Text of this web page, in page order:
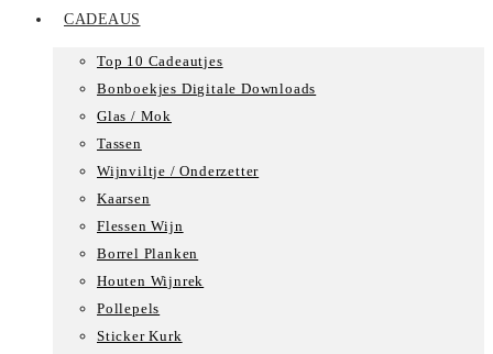
CADEAUS
Top 10 Cadeautjes
Bonboekjes Digitale Downloads
Glas / Mok
Tassen
Wijnviltje / Onderzetter
Kaarsen
Flessen Wijn
Borrel Planken
Houten Wijnrek
Pollepels
Sticker Kurk